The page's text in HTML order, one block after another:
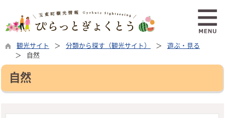
観光サイト 分類から探す（観光サイト）
遊ぶ・見る
自然
自然